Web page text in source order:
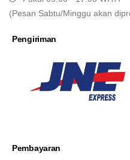
(Pesan Sabtu/Minggu akan
Pengiriman
Pembayaran